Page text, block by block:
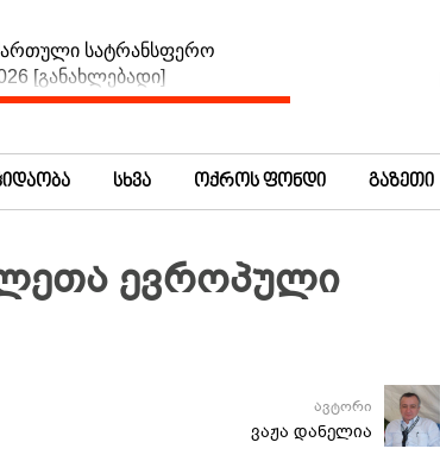
სატრანსფერო
[განახლებადი]
სხვა ოქროს ფონდი გაზეთი
ევროპული
ავტორი
ვაჟა დანელია